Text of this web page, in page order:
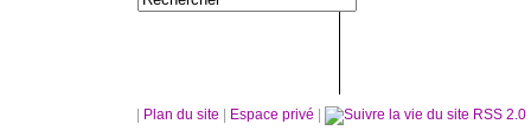
Plan du site Espace privé RSS 2.0